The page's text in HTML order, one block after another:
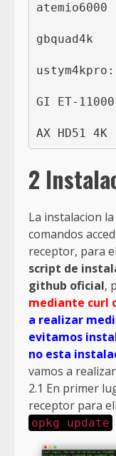
gbquad4k
GI ET-
2
La instalacion
comandos
receptor, para
script de
github oficial,
mediante curl
a realizar
evitamos
no esta
vamos a
2.1 En primer
receptor para
opkg update